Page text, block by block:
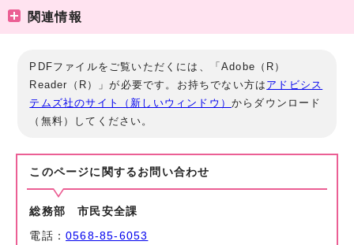
関連情報
PDFファイルをご覧いただくには、「Adobe（R）
Reader（R）」が必要です。お持ちでない方は アドビシス
テムズ社のサイト（新しいウィンドウ）からダウンロード
（無料）してください。
このページに関する お問い合わせ
総務部 市民安全課
電話：0568-85-6053